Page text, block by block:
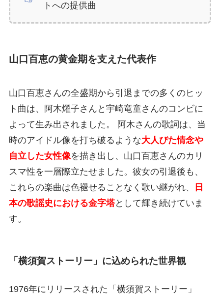
トへの提供曲
山口百恵の黄金期を支えた代表作
山口百恵さんの全盛期から引退までの多くのヒッ
ト曲は、阿木燿子さんと宇崎竜童さんのコンビに
よって生み出されました。 阿木さんの歌詞は、当
時のアイドル像を打ち破るような大人びた情念や
自立した女性像を描き出し、山口百恵さんのカリ
スマ性を一層際立たせました。彼女の引退後も、
これらの楽曲は色褪せることなく歌い継がれ、
日
本の歌謡史における金字塔として輝き続けていま
す。
「横須賀ストーリー」に込められた世界観
1976年にリリースされた「横須賀ストーリー」